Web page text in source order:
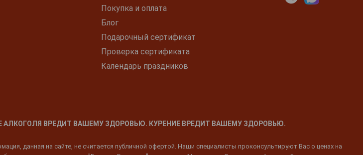
Покупка и оплата
Блог
Подарочный сертификат
Проверка сертификата
Календарь праздников
АЛКОГОЛЯ ВРЕДИТ ВАШЕМУ ЗДОРОВЬЮ. КУРЕНИЕ ВРЕДИТ ВАШЕМУ ЗДОРОВЬЮ.
данная на сайте, не считается публичной офертой. Наши специалисты проконсультируют Вас о ценах на